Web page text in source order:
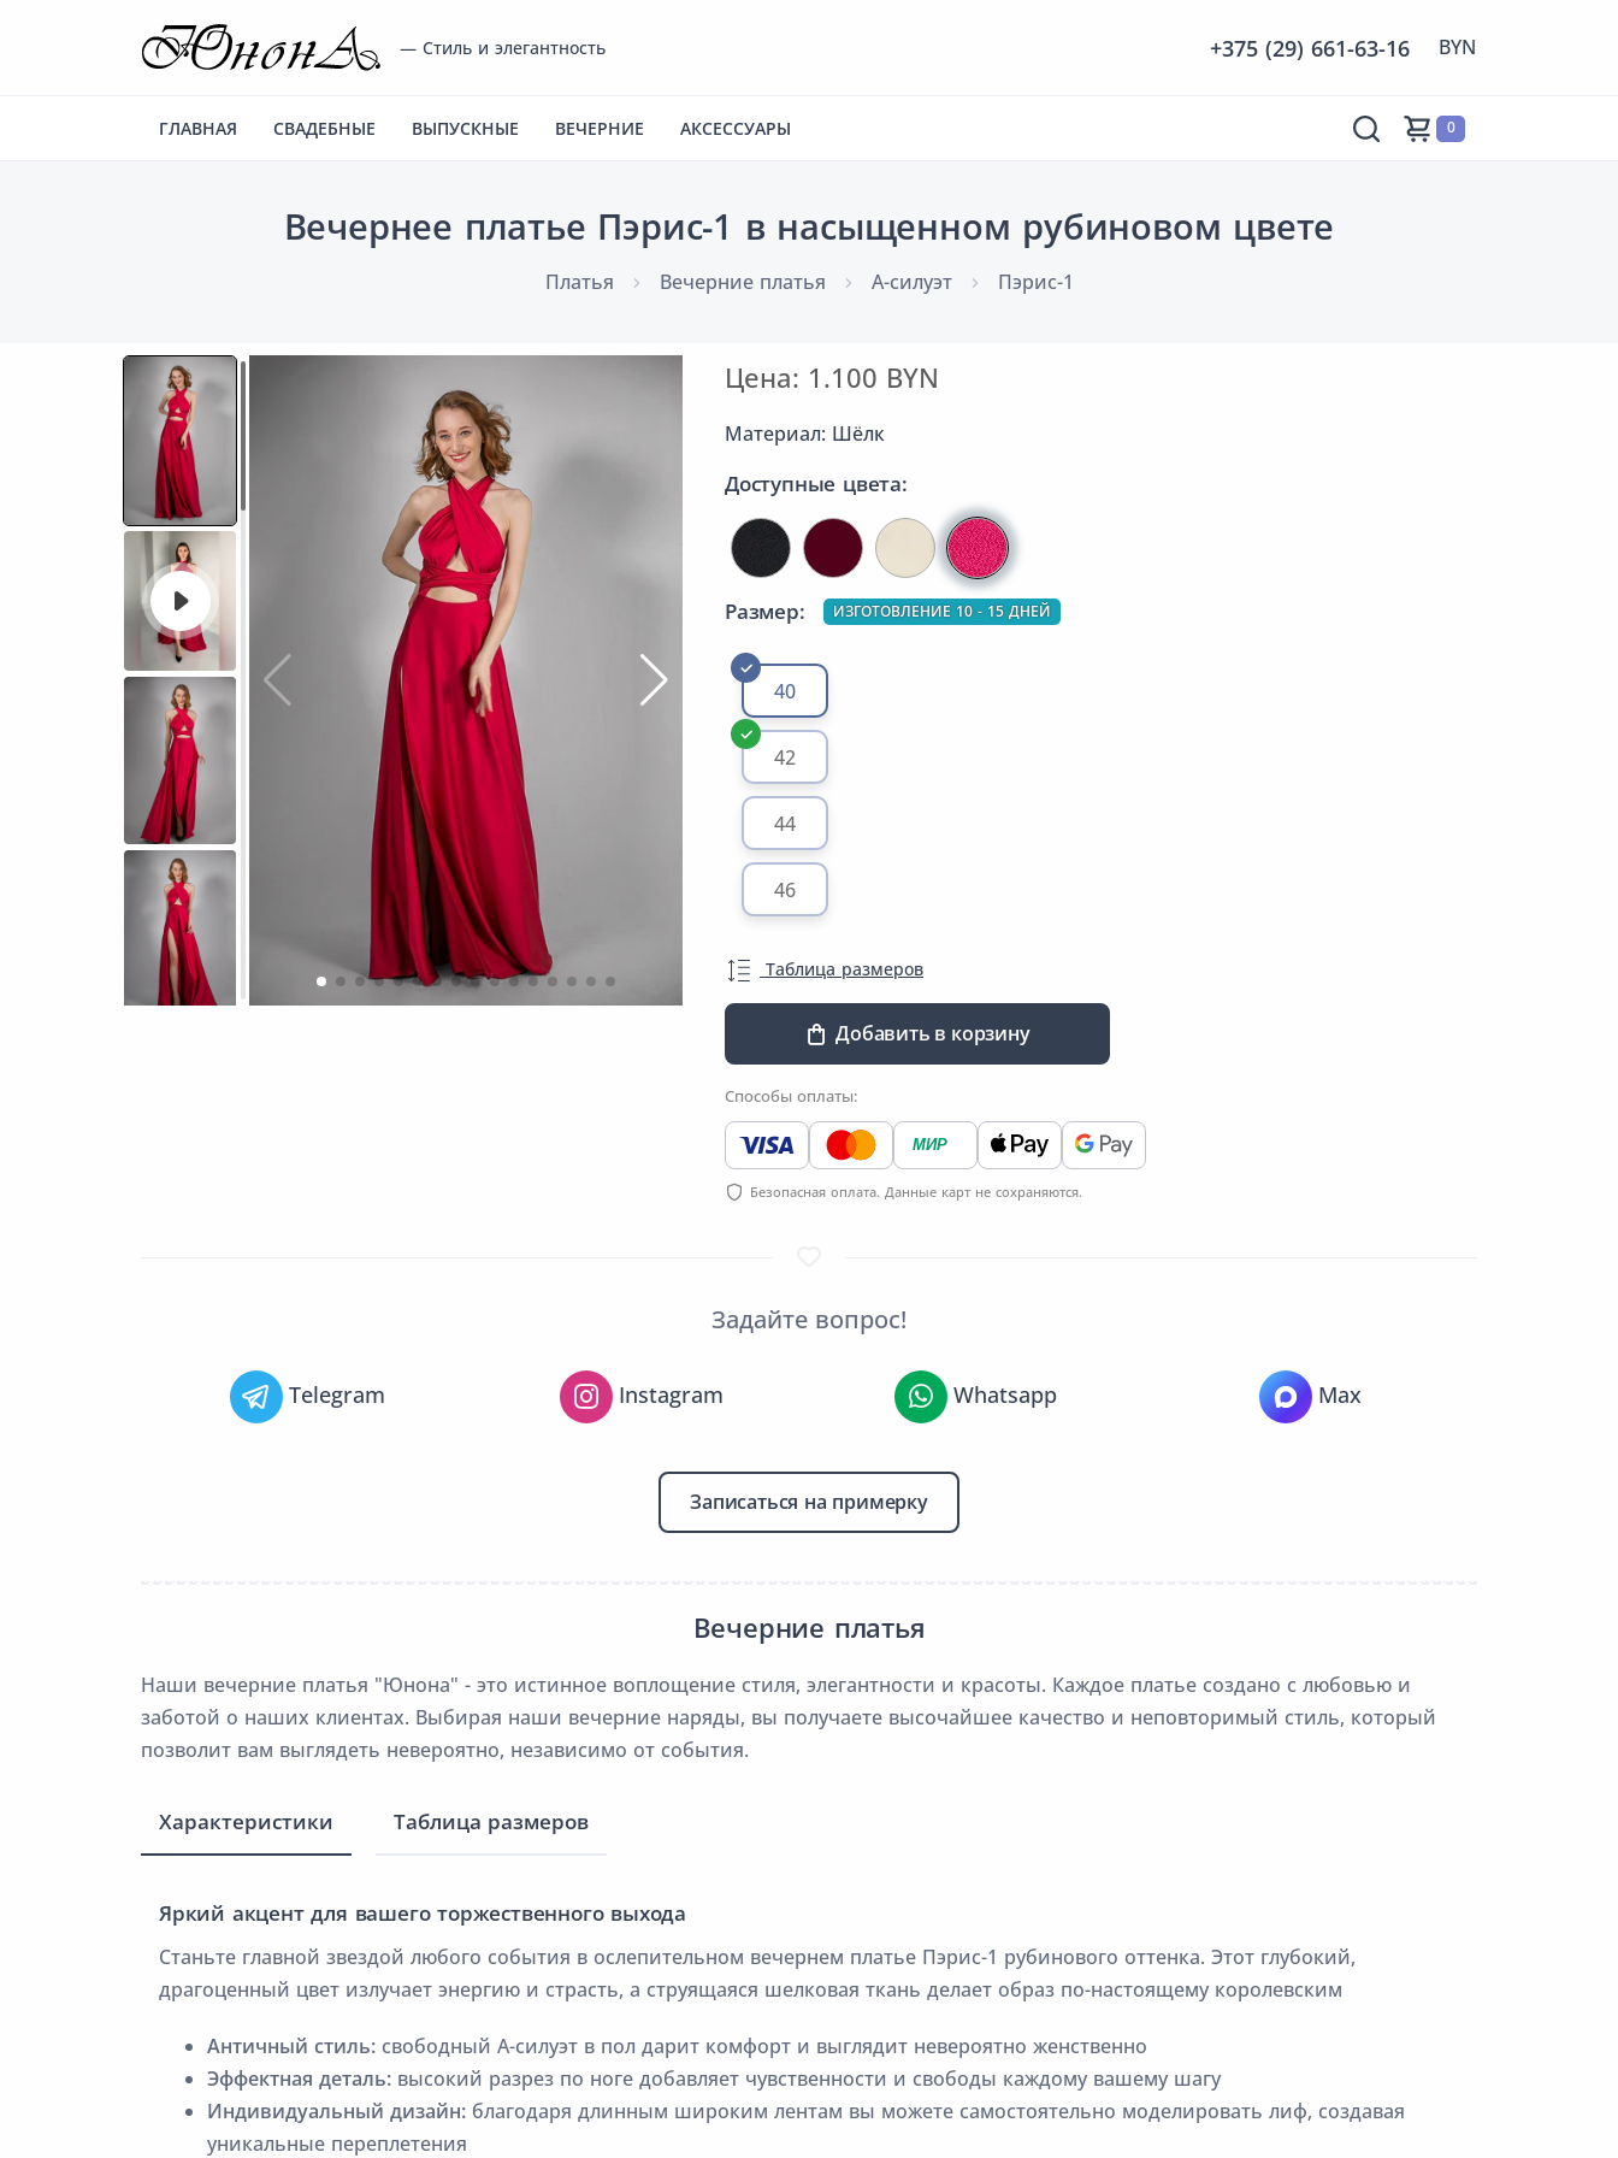
— Стиль и элегантность +375 (29) 661-63-16
ГЛАВНАЯ СВАДЕБНЫЕ ВЫПУСКНЫЕ ВЕЧЕРНИЕ АКСЕССУАРЫ 0
Вечернее платье Пэрис-1 в насыщенном рубиновом цвете
Платья Вечерние платья А-силуэт Пэрис-1
Цена: 1.100 BYN
Материал: Шёлк
Доступные цвета:
Размер: ИЗГОТОВЛЕНИЕ 10 - 15 ДНЕЙ
40
42
44
46
Таблица размеров
Добавить в корзину
Способы оплаты:
МИР
Безопасная оплата. Данные карт не сохраняются.
Задайте вопрос!
Telegram Instagram Whatsapp Max
Записаться на примерку
Вечерние платья
Наши вечерние платья "Юнона" - это истинное воплощение стиля, элегантности и красоты. Каждое платье создано с любовью и
заботой о наших клиентах. Выбирая наши вечерние наряды, вы получаете высочайшее качество и неповторимый стиль, который
позволит вам выглядеть невероятно, независимо от события.
Характеристики Таблица размеров
Яркий акцент для вашего торжественного выхода
Станьте главной звездой любого события в ослепительном вечернем платье Пэрис-1 рубинового оттенка. Этот глубокий,
драгоценный цвет излучает энергию и страсть, а струящаяся шелковая ткань делает образ по-настоящему королевским
Античный стиль: свободный А-силуэт в пол дарит комфорт и выглядит невероятно женственно
Эффектная деталь: высокий разрез по ноге добавляет чувственности и свободы каждому вашему шагу
Индивидуальный дизайн: благодаря длинным широким лентам вы можете самостоятельно моделировать лиф, создавая
уникальные переплетения